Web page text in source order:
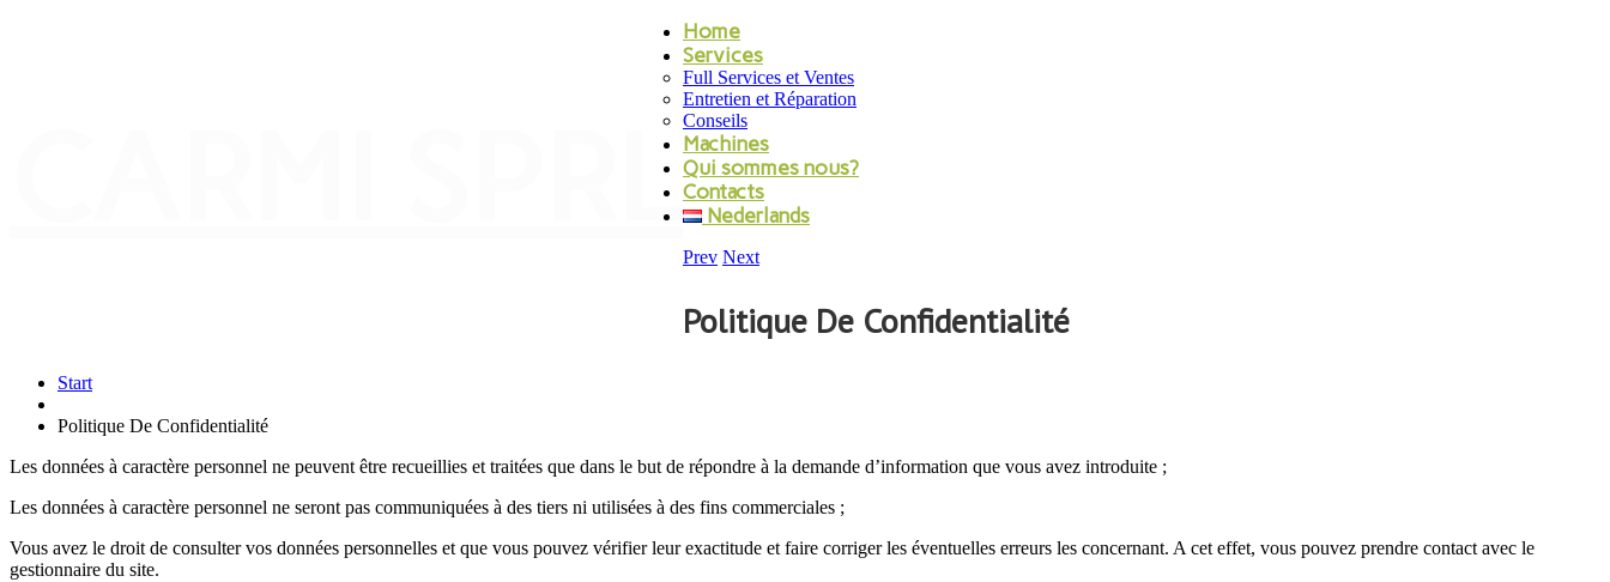
CARMI SPRL
Home
Services
Full Services et Ventes
Entretien et Réparation
Conseils
Machines
Qui sommes nous?
Contacts
Nederlands
Prev Next
Politique De Confidentialité
Start
Politique De Confidentialité
Les données à caractère personnel ne peuvent être recueillies et traitées que dans le but de répondre à la demande d’information que vous avez introduite ;
Les données à caractère personnel ne seront pas communiquées à des tiers ni utilisées à des fins commerciales ;
Vous avez le droit de consulter vos données personnelles et que vous pouvez vérifier leur exactitude et faire corriger les éventuelles erreurs les concernant. A cet effet, vous pouvez prendre contact avec le
gestionnaire du site.